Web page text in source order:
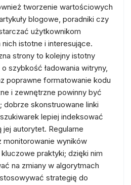
tworzenie wartościowych
blogowe, poradniki czy
użytkownikom
istotne i interesujące.
strony to kolejny istotny
szybkość ładowania witryny,
poprawne formatowanie kodu
i zewnętrzne powinny być
dobrze skonstruowane linki
lepiej indeksować
autorytet. Regularne
monitorowanie wyników
kluczowe praktyki; dzięki nim
na zmiany w algorytmach
strategię do